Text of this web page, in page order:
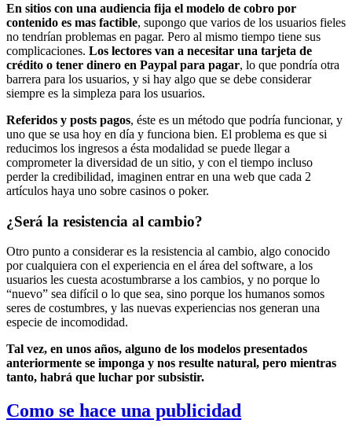
En sitios con una audiencia fija el modelo de cobro por
contenido es mas factible, supongo que varios de los usuarios fieles
no tendrían problemas en pagar. Pero al mismo tiempo tiene sus
complicaciones. Los lectores van a necesitar una tarjeta de
crédito o tener dinero en Paypal para pagar, lo que pondría otra
barrera para los usuarios, y si hay algo que se debe considerar
siempre es la simpleza para los usuarios.
Referidos y posts pagos, éste es un método que podría funcionar, y
uno que se usa hoy en día y funciona bien. El problema es que si
reducimos los ingresos a ésta modalidad se puede llegar a
comprometer la diversidad de un sitio, y con el tiempo incluso
perder la credibilidad, imaginen entrar en una web que cada 2
artículos haya uno sobre casinos o poker.
¿Será la resistencia al cambio?
Otro punto a considerar es la resistencia al cambio, algo conocido
por cualquiera con el experiencia en el área del software, a los
usuarios les cuesta acostumbrarse a los cambios, y no porque lo
“nuevo” sea difícil o lo que sea, sino porque los humanos somos
seres de costumbres, y las nuevas experiencias nos generan una
especie de incomodidad.
Tal vez, en unos años, alguno de los modelos presentados
anteriormente se imponga y nos resulte natural, pero mientras
tanto, habrá que luchar por subsistir.
Como se hace una publicidad